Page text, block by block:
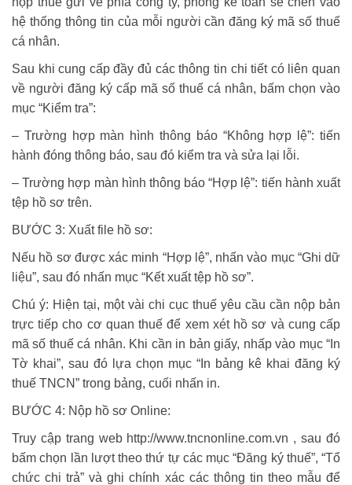
hệ thống thông tin của mỗi người cần đăng ký mã số thuế
cá nhân.
Sau khi cung cấp đầy đủ các thông tin chi tiết có liên quan
về người đăng ký cấp mã số thuế cá nhân, bấm chọn vào
mục “Kiểm tra”:
– Trường hợp màn hình thông báo “Không hợp lệ”: tiến
hành đóng thông báo, sau đó kiểm tra và sửa lại lỗi.
– Trường hợp màn hình thông báo “Hợp lệ”: tiến hành xuất
tệp hồ sơ trên.
BƯỚC 3: Xuất file hồ sơ:
Nếu hồ sơ được xác minh “Hợp lệ”, nhấn vào mục “Ghi dữ
liệu”, sau đó nhấn mục “Kết xuất tệp hồ sơ”.
Chú ý: Hiện tại, một vài chi cục thuế yêu cầu cần nộp bản
trực tiếp cho cơ quan thuế để xem xét hồ sơ và cung cấp
mã số thuế cá nhân. Khi cần in bản giấy, nhấp vào mục “In
Tờ khai”, sau đó lựa chọn mục “In bảng kê khai đăng ký
thuế TNCN” trong bảng, cuối nhấn in.
BƯỚC 4: Nộp hồ sơ Online:
Truy cập trang web http://www.tncnonline.com.vn , sau đó
bấm chọn lần lượt theo thứ tự các mục “Đăng ký thuế”, “Tổ
chức chi trả” và ghi chính xác các thông tin theo mẫu để